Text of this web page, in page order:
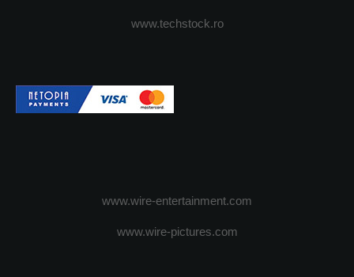
www.techstock.ro
www.wire-entertainment.com
www.wire-pictures.com